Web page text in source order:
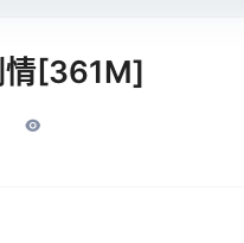
情[361M]